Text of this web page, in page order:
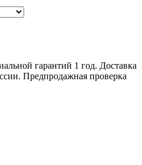
гарантий 1 год. Доставка
Предпродажная проверка